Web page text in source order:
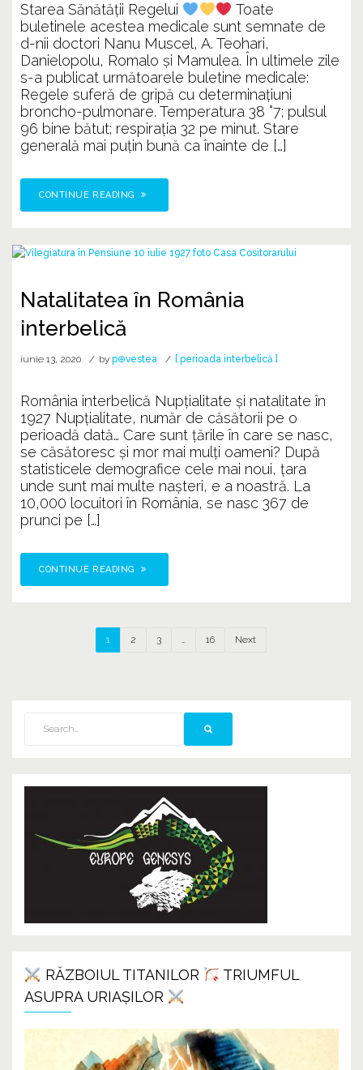
Starea Sănătății Regelui
Toate
buletinele acestea medicale sunt semnate de
d-nii doctori Nanu Muscel, A. Teohari,
Danielopolu, Romalo și Mamulea. În ultimele zile
s-a publicat următoarele buletine medicale:
Regele suferă de gripă cu determinațiuni
broncho-pulmonare. Temperatura 38 °7; pulsul
96 bine bătut; respirația 32 pe minut. Stare
generală mai puțin bună ca înainte de […]
CONTINUE READING
Natalitatea în România
interbelică
iunie 13, 2020 by p⊕vestea [ perioada interbelică ]
România interbelică Nupţialitate şi natalitate în
1927 Nupțialitate, număr de căsătorii pe o
perioadă dată… Care sunt țările în care se nasc,
se căsătoresc și mor mai mulți oameni? După
statisticele demografice cele mai noui, țara
unde sunt mai multe nașteri, e a noastră. La
10,000 locuitori în România, se nasc 367 de
prunci pe […]
CONTINUE READING
1 2 3 … 16 Next
RĂZBOIUL TITANILOR
TRIUMFUL
ASUPRA URIAȘILOR